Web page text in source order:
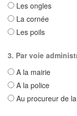
Les ongles
La cornée
Les poils
3. Par voie
A la mairie
A la police
Au procureur de